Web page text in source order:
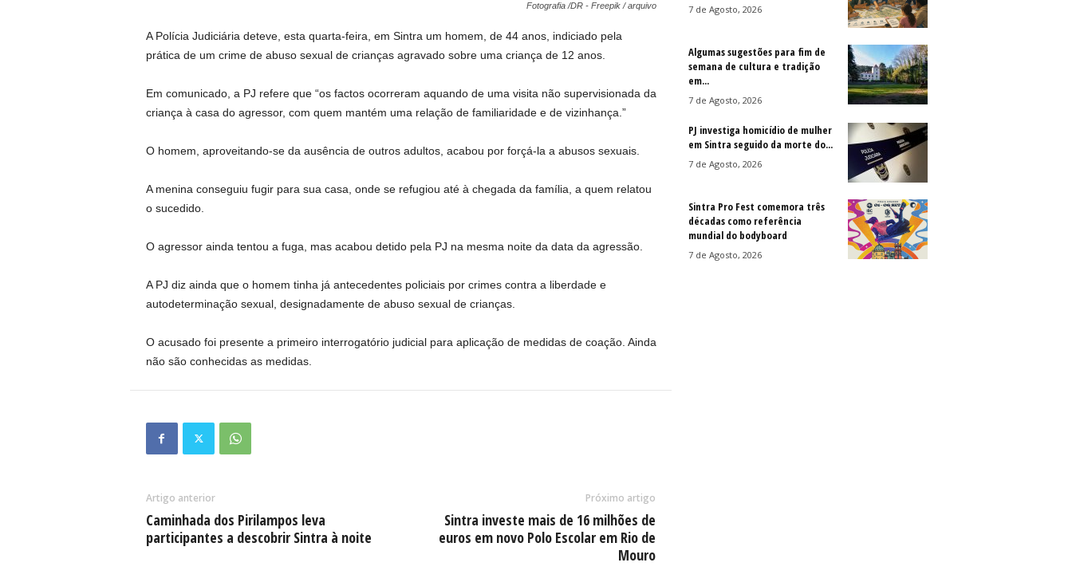
Fotografia /DR - Freepik / arquivo
A Polícia Judiciária deteve, esta quarta-feira, em Sintra um homem, de 44 anos, indiciado pela
prática de um crime de abuso sexual de crianças agravado sobre uma criança de 12 anos.
Em comunicado, a PJ refere que “os factos ocorreram aquando de uma visita não supervisionada da
criança à casa do agressor, com quem mantém uma relação de familiaridade e de vizinhança.”
O homem, aproveitando-se da ausência de outros adultos, acabou por forçá-la a abusos sexuais.
A menina conseguiu fugir para sua casa, onde se refugiou até à chegada da família, a quem relatou
o sucedido.
O agressor ainda tentou a fuga, mas acabou detido pela PJ na mesma noite da data da agressão.
A PJ diz ainda que o homem tinha já antecedentes policiais por crimes contra a liberdade e
autodeterminação sexual, designadamente de abuso sexual de crianças.
O acusado foi presente a primeiro interrogatório judicial para aplicação de medidas de coação. Ainda
não são conhecidas as medidas.
Artigo anterior
Caminhada dos Pirilampos leva
participantes a descobrir Sintra à noite
Próximo artigo
Sintra investe mais de 16 milhões de
euros em novo Polo Escolar em Rio de
Mouro
7 de Agosto, 2026
Algumas sugestões para fim de
semana de cultura e tradição
em...
7 de Agosto, 2026
PJ investiga homicídio de mulher
em Sintra seguido da morte do...
7 de Agosto, 2026
Sintra Pro Fest comemora três
décadas como referência
mundial do bodyboard
7 de Agosto, 2026